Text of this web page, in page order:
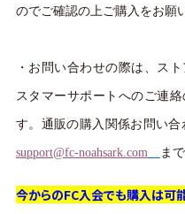
のでご確認の上ご購入をお願
・お問い合わせの際は、ス
スタマーサポートへのご連
す。 通販の購入関係お問い合
support@fc-noahsark.com ま
今からのFC入会でも購入は可能